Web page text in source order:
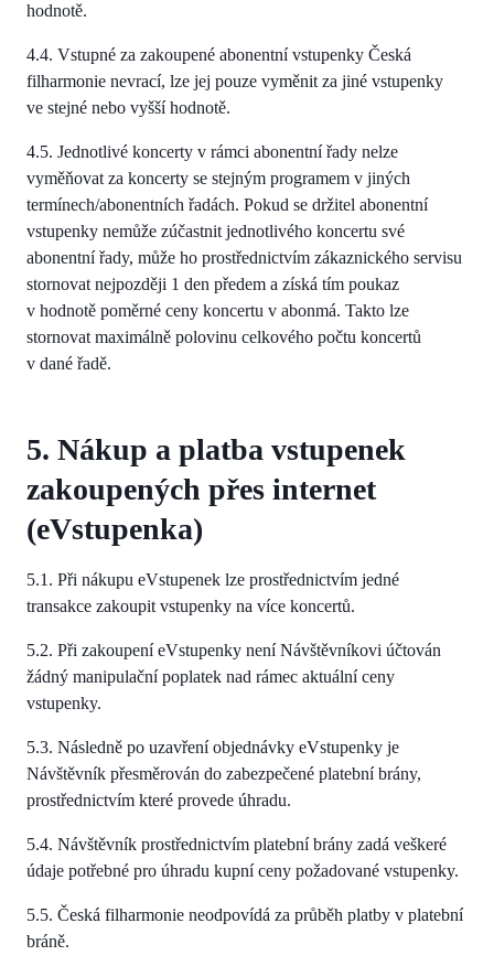
hodnotě.
4.4. Vstupné za zakoupené abonentní vstupenky Česká
filharmonie nevrací, lze jej pouze vyměnit za jiné vstupenky
ve stejné nebo vyšší hodnotě.
4.5. Jednotlivé koncerty v rámci abonentní řady nelze
vyměňovat za koncerty se stejným programem v jiných
termínech/abonentních řadách. Pokud se držitel abonentní
vstupenky nemůže zúčastnit jednotlivého koncertu své
abonentní řady, může ho prostřednictvím zákaznického servisu
stornovat nejpozději 1 den předem a získá tím poukaz
v hodnotě poměrné ceny koncertu v abonmá. Takto lze
stornovat maximálně polovinu celkového počtu koncertů
v dané řadě.
5. Nákup a platba vstupenek
zakoupených přes internet
(eVstupenka)
5.1. Při nákupu eVstupenek lze prostřednictvím jedné
transakce zakoupit vstupenky na více koncertů.
5.2. Při zakoupení eVstupenky není Návštěvníkovi účtován
žádný manipulační poplatek nad rámec aktuální ceny
vstupenky.
5.3. Následně po uzavření objednávky eVstupenky je
Návštěvník přesměrován do zabezpečené platební brány,
prostřednictvím které provede úhradu.
5.4. Návštěvník prostřednictvím platební brány zadá veškeré
údaje potřebné pro úhradu kupní ceny požadované vstupenky.
5.5. Česká filharmonie neodpovídá za průběh platby v platební
bráně.